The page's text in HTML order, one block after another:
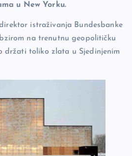
u New Yorku.
istraživanja Bundesbanke
na trenutnu geopolitičku
držati toliko zlata u Sjedinjenim